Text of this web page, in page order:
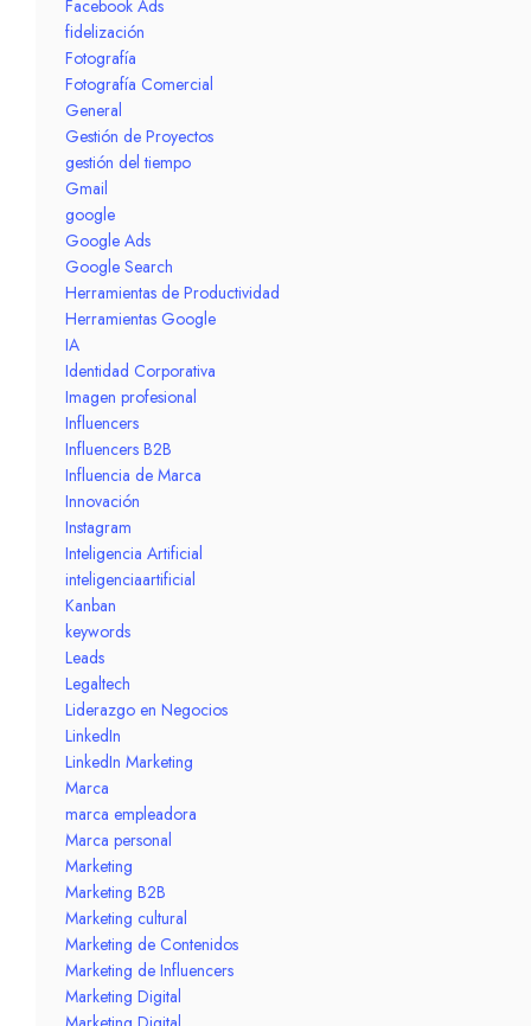
Facebook Ads
fidelización
Fotografía
Fotografía Comercial
General
Gestión de Proyectos
gestión del tiempo
Gmail
google
Google Ads
Google Search
Herramientas de Productividad
Herramientas Google
IA
Identidad Corporativa
Imagen profesional
Influencers
Influencers B2B
Influencia de Marca
Innovación
Instagram
Inteligencia Artificial
inteligenciaartificial
Kanban
keywords
Leads
Legaltech
Liderazgo en Negocios
LinkedIn
LinkedIn Marketing
Marca
marca empleadora
Marca personal
Marketing
Marketing B2B
Marketing cultural
Marketing de Contenidos
Marketing de Influencers
Marketing Digital